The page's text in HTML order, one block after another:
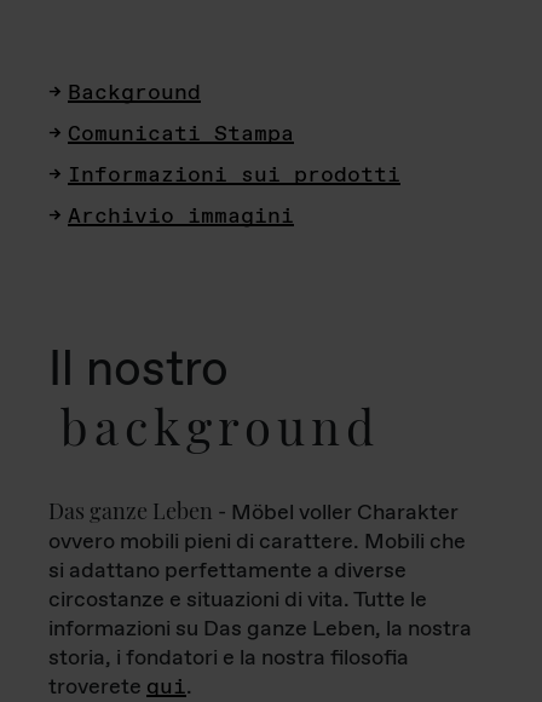
Background
Comunicati Stampa
Informazioni sui prodotti
Archivio immagini
Il nostro
background
Das ganze Leben - Möbel voller Charakter
ovvero mobili pieni di carattere. Mobili che
si adattano perfettamente a diverse
circostanze e situazioni di vita. Tutte le
informazioni su Das ganze Leben, la nostra
storia, i fondatori e la nostra filosofia
troverete qui.